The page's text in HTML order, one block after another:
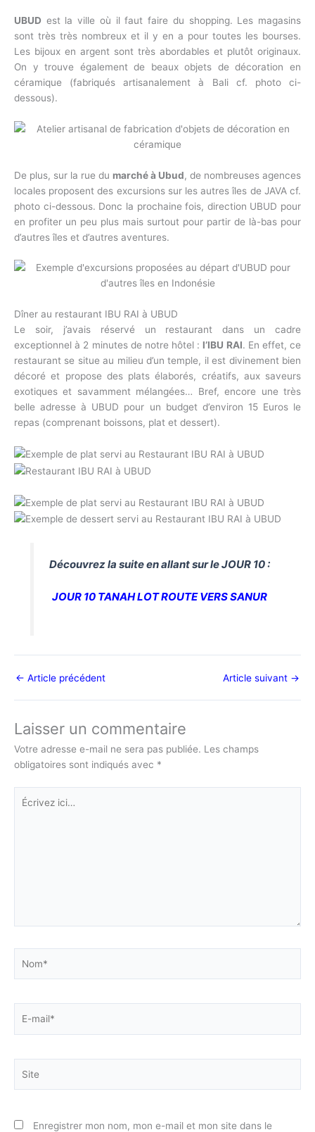
UBUD est la ville où il faut faire du shopping. Les magasins
sont très très nombreux et il y en a pour toutes les bourses.
Les bijoux en argent sont très abordables et plutôt originaux.
On y trouve également de beaux objets de décoration en
céramique (fabriqués artisanalement à Bali cf. photo ci-
dessous).
De plus, sur la rue du marché à Ubud, de nombreuses agences
locales proposent des excursions sur les autres îles de JAVA cf.
photo ci-dessous. Donc la prochaine fois, direction UBUD pour
en profiter un peu plus mais surtout pour partir de là-bas pour
d’autres îles et d’autres aventures.
Dîner au restaurant IBU RAI à UBUD
Le soir, j’avais réservé un restaurant dans un cadre
exceptionnel à 2 minutes de notre hôtel : l’IBU RAI. En effet, ce
restaurant se situe au milieu d’un temple, il est divinement bien
décoré et propose des plats élaborés, créatifs, aux saveurs
exotiques et savamment mélangées… Bref, encore une très
belle adresse à UBUD pour un budget d’environ 15 Euros le
repas (comprenant boissons, plat et dessert).
Découvrez la suite en allant sur le JOUR 10 :
JOUR 10 TANAH LOT ROUTE VERS SANUR
← Article précédent Article suivant →
Laisser un commentaire
Votre adresse e-mail ne sera pas publiée. Les champs
obligatoires sont indiqués avec *
Écrivez
ici…
mail*
Enregistrer mon nom, mon e-mail et mon site dans le